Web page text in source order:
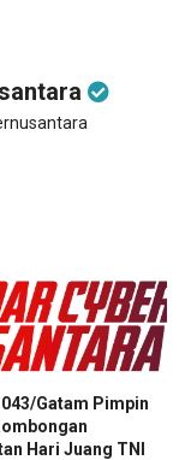
Gatam Pimpin
Hari Juang TNI